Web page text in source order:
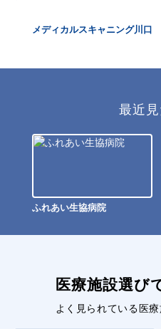
メディカルスキャニング川口
最近
ふれあい生協病院
医療施設選び
よく見られている医